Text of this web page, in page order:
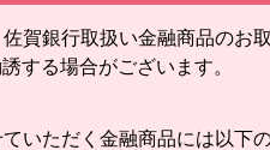
賀銀行取扱い金融商品のお
する場合がございます。
いただく金融商品には以下